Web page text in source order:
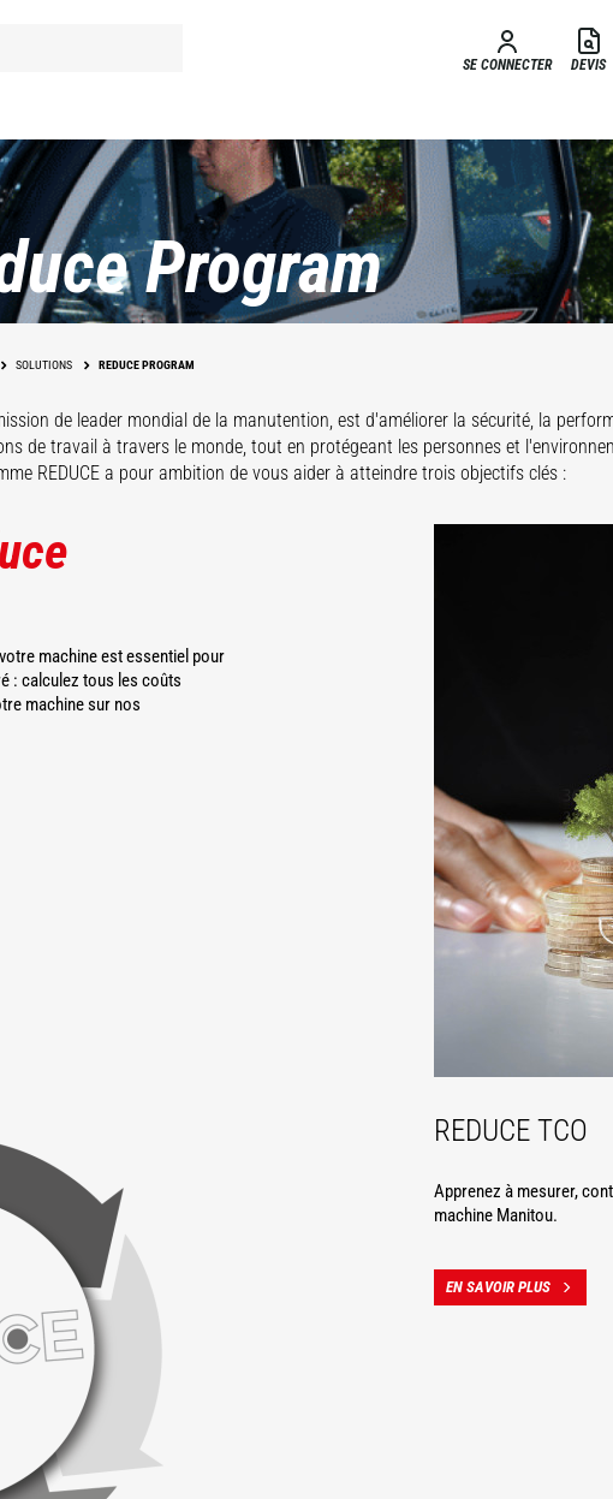
SE CONNECTER DEVIS
Program
SOLUTIONS REDUCE PROGRAM
de leader mondial de la manutention, est d'améliorer la sécurité, la
de travail à travers le monde, tout en protégeant les personnes et
REDUCE a pour ambition de vous aider à atteindre trois objectifs clés :
machine est essentiel pour
: calculez tous les coûts
machine sur nos
REDUCE TCO
Apprenez à mesurer,
machine Manitou.
EN SAVOIR PLUS